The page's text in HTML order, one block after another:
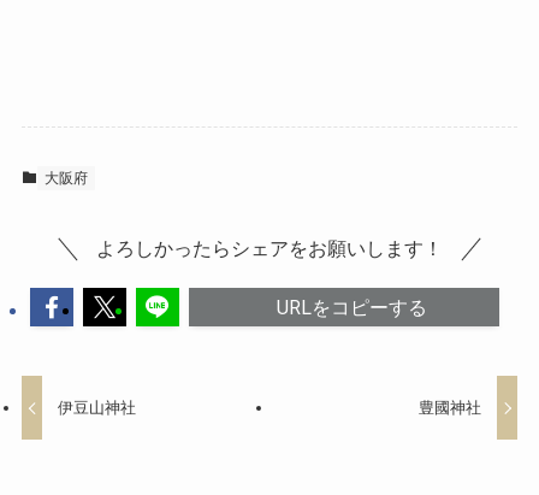
大阪府
よろしかったらシェアをお願いします！
URLをコピーする
伊豆山神社 豊國神社